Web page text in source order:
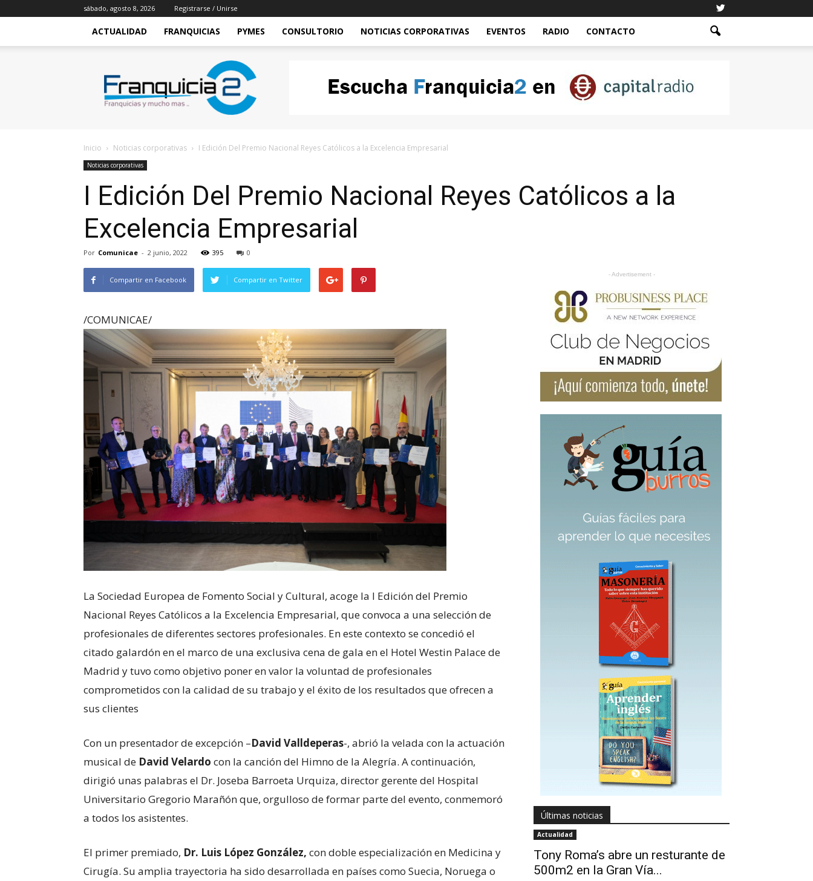
sábado, agosto 8, 2026 Registrarse / Unirse
ACTUALIDAD FRANQUICIAS PYMES CONSULTORIO NOTICIAS CORPORATIVAS EVENTOS RADIO CONTACTO
Inicio Noticias corporativas I Edición Del Premio Nacional Reyes Católicos a la Excelencia Empresarial
Noticias corporativas
I Edición Del Premio Nacional Reyes Católicos a la
Excelencia Empresarial
Por Comunicae - 2 junio, 2022 395 0
Compartir en Facebook Compartir en Twitter
/COMUNICAE/
La Sociedad Europea de Fomento Social y Cultural, acoge la I Edición del Premio
Nacional Reyes Católicos a la Excelencia Empresarial, que convoca a una selección de
profesionales de diferentes sectores profesionales. En este contexto se concedió el
citado galardón en el marco de una exclusiva cena de gala en el Hotel Westin Palace de
Madrid y tuvo como objetivo poner en valor la voluntad de profesionales
comprometidos con la calidad de su trabajo y el éxito de los resultados que ofrecen a
sus clientes
Con un presentador de excepción –David Valldeperas-, abrió la velada con la actuación
musical de David Velardo con la canción del Himno de la Alegría. A continuación,
dirigió unas palabras el Dr. Joseba Barroeta Urquiza, director gerente del Hospital
Universitario Gregorio Marañón que, orgulloso de formar parte del evento, conmemoró
a todos los asistentes.
El primer premiado, Dr. Luis López González, con doble especialización en Medicina y
Cirugía. Su amplia trayectoria ha sido desarrollada en países como Suecia, Noruega o
- Advertisement -
Últimas noticias
Actualidad
Tony Roma’s abre un resturante de
500m2 en la Gran Vía...